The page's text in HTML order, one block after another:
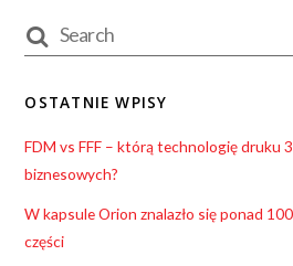
OSTATNIE WPISY
FDM vs FFF – którą technologię druku
biznesowych?
W kapsule Orion znalazło się ponad
części